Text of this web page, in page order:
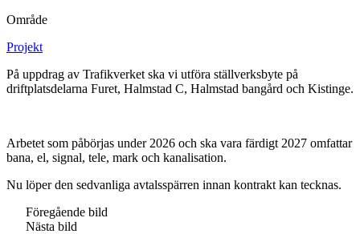
Område
Projekt
På uppdrag av Trafikverket ska vi utföra ställverksbyte på
driftplatsdelarna Furet, Halmstad C, Halmstad bangård och Kistinge.
Arbetet som påbörjas under 2026 och ska vara färdigt 2027 omfattar
bana, el, signal, tele, mark och kanalisation.
Nu löper den sedvanliga avtalsspärren innan kontrakt kan tecknas.
Föregående bild
Nästa bild